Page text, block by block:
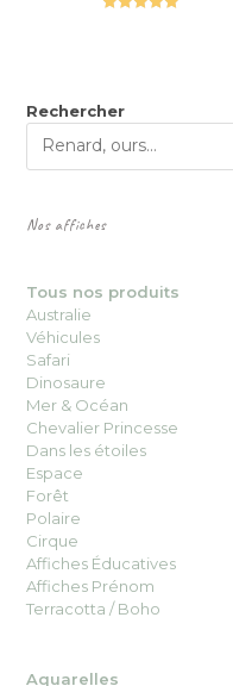
Rechercher
Nos affiches
Tous nos produits
Australie
Véhicules
Safari
Dinosaure
Mer & Océan
Chevalier Princesse
Dans les étoiles
Espace
Forêt
Polaire
Cirque
Affiches Éducatives
Affiches Prénom
Terracotta / Boho
Aquarelles